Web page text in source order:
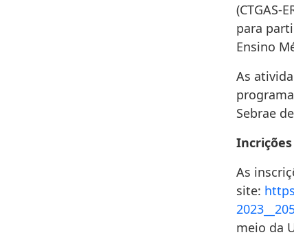
(CTGAS-
para
Ensino
As
Sebrae
Incrições
As
site:
meio da